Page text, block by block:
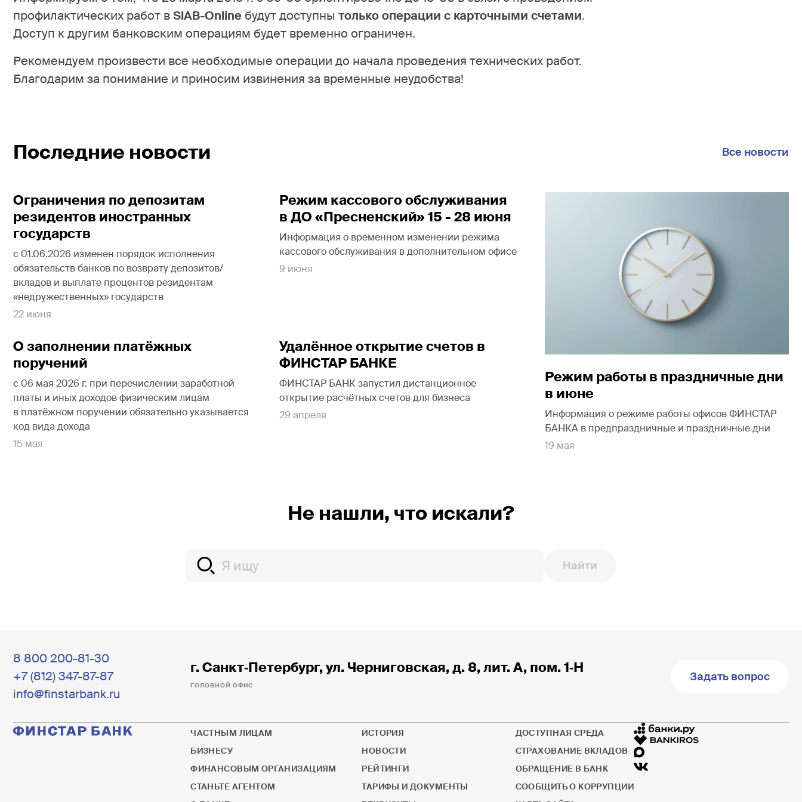
профилактических работ вSIAB-Online будут доступны только операции с карточными счетами.
Доступ к другим банковским операциям будет временно ограничен.
Рекомендуем произвести все необходимые операции до начала проведения технических работ.
Благодарим за понимание и приносим извинения за временные неудобства!
Последние новости Все новости
Ограничения по депозитам
резидентов иностранных
государств
с 01.06.2026 изменен порядок исполнения
обязательств банков по возврату депозитов/
вкладов и выплате процентов резидентам
«недружественных» государств
22 июня
Режим кассового обслуживания
в ДО «Пресненский» 15 - 28 июня
Информация о временном изменении режима
кассового обслуживания в дополнительном офисе
9 июня
Режим работы в праздничные дни
в июне
Информация о режиме работы офисов ФИНСТАР
БАНКА в предпраздничные и праздничные дни
19 мая
О заполнении платёжных
поручений
с 06 мая 2026 г. при перечислении заработной
платы и иных доходов физическим лицам
в платёжном поручении обязательно указывается
код вида дохода
15 мая
Удалённое открытие счетов в
ФИНСТАР БАНКЕ
ФИНСТАР БАНК запустил дистанционное
открытие расчётных счетов для бизнеса
29 апреля
Не нашли, что искали?
Найти
8 800 200-81-30
+7 (812) 347-87-87
info@finstarbank.ru
г. Санкт‐Петербург, ул. Черниговская, д. 8, лит. А, пом. 1‐Н
ГОЛОВНОЙ ОФИС
Задать вопрос
ЧАСТНЫМ ЛИЦАМ
БИЗНЕСУ
ФИНАНСОВЫМ ОРГАНИЗАЦИЯМ
СТАНЬТЕ АГЕНТОМ
ИСТОРИЯ
НОВОСТИ
РЕЙТИНГИ
ТАРИФЫ И ДОКУМЕНТЫ
ДОСТУПНАЯ СРЕДА
СТРАХОВАНИЕ ВКЛАДОВ
ОБРАЩЕНИЕ В БАНК
СООБЩИТЬ О КОРРУПЦИИ